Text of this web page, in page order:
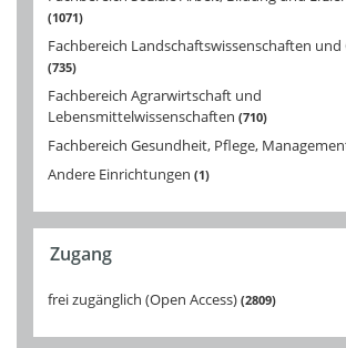
1071
Fachbereich Landschaftswissenschaften
735
Fachbereich Agrarwirtschaft und
Lebensmittelwissenschaften 710
Fachbereich Gesundheit, Pflege,
Andere Einrichtungen 1
Zugang
frei zugänglich (Open Access) 2809